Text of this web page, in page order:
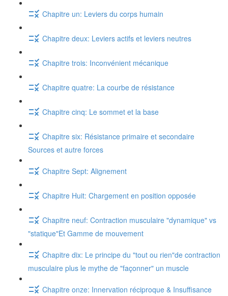
Chapitre un: Leviers du corps humain
Chapitre deux: Leviers actifs et leviers neutres
Chapitre trois: Inconvénient mécanique
Chapitre quatre: La courbe de résistance
Chapitre cinq: Le sommet et la base
Chapitre six: Résistance primaire et secondaire
Sources et autre forces
Chapitre Sept: Alignement
Chapitre Huit: Chargement en position opposée
Chapitre neuf: Contraction musculaire "dynamique" vs
"statique"Et Gamme de mouvement
Chapitre dix: Le principe du "tout ou rien"de contraction
musculaire plus le mythe de "façonner" un muscle
Chapitre onze: Innervation réciproque & Insuffisance